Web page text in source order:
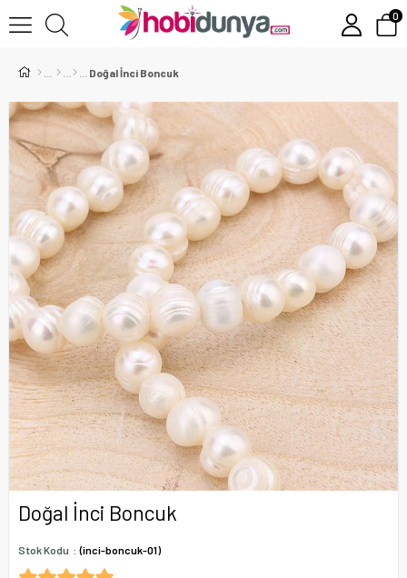
0
Doğal İnci Boncuk
Doğal İnci Boncuk
Stok Kodu (inci-boncuk-01)